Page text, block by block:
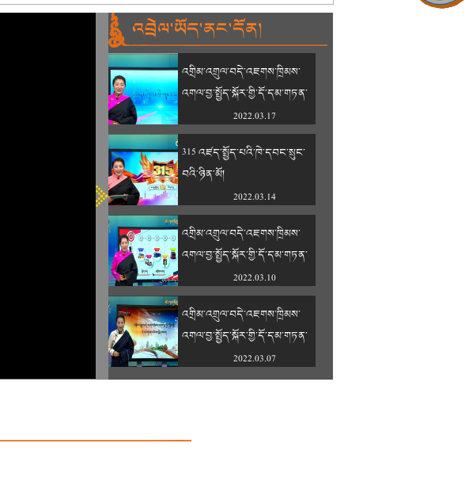
འབྲེལ་ཡོད་ནང་དོན།
འགྲིམ་འགྲུལ་བདེ་འཇགས་ཁྲིམས་
འགལ་བྱ་སྤྱོད་སྐོར་གྱི་དོ་དམ་གཏན་
འབེབས་བྱེད་ཐབས།2022.03.17
315 འཛད་སྤྱོད་པའི་ཁེ་དབང་སྲུང་
བའི་ཉིན་མོ།
2022.03.14
འགྲིམ་འགྲུལ་བདེ་འཇགས་ཁྲིམས་
འགལ་བྱ་སྤྱོད་སྐོར་གྱི་དོ་དམ་གཏན་
འབེབས་བྱེད་ཐབས།2022.03.10
འགྲིམ་འགྲུལ་བདེ་འཇགས་ཁྲིམས་
འགལ་བྱ་སྤྱོད་སྐོར་གྱི་དོ་དམ་གཏན་
འབེབས་བྱེད་ཐབས།2022.03.07
འབེབས་བྱེད་ཐབས།